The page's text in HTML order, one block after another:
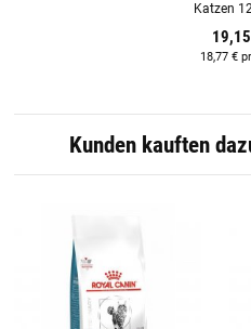
Katzen
18,77 €
Kunden kauften